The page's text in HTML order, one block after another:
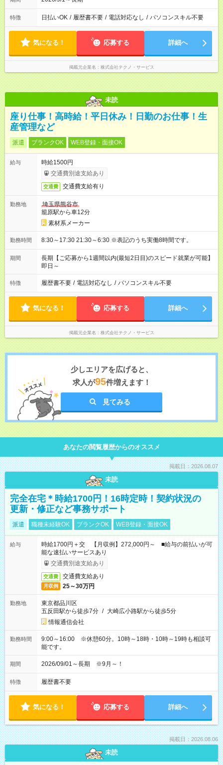
特徴 日払いOK / 履歴書不要 / 電話対応なし / パソコンスキル不要
気になる！ 応募する 詳細へ
掲載元企業名 株式会社テクノ・サービス
未読
座り仕事！高時給！平日休み！日勤のお仕事！生
産管理など
派遣 ブランクOK WEB登録・面接OK
給与
時給1500円
交通費別途支給あり
交通費 交通費支給有り
勤務地
埼玉県熊谷市
籠原駅から車12分
素材系メーカー
勤務時間 8:30～17:30 21:30～6:30 ※表記のうち実働8時間です。
期間
長期【ご応募から1週間以内(最短2日目)のスピード就業が可能】
即日～
特徴 履歴書不要 / 電話対応なし / パソコンスキル不要
気になる！ 応募する 詳細へ
掲載元企業名 株式会社テクノ・サービス
少しエリアを広げると、
求人が95件増えます！
見てみる
あなたの閲覧履歴からのオススメ
掲載日：2026.08.07
未読
完全在宅＊時給1700円！16時定時！契約状況の
更新・修正など事務サポート
派遣 職種未経験OK ブランクOK WEB登録・面接OK
給与
時給1700円＋交 【月収例】272,000円～ ■給与の前払いが可
能な速払いサービスあり
交通費別途支給あり
交通費 交通費支給あり
月収例 25～30万円
勤務地
東京都品川区
五反田駅から徒歩7分 / 大崎広小路駅から徒歩5分
情報通信会社
勤務時間
9:00～16:00 ※休憩60分。10時～18時・10時～19時も相談可
能です。
期間 2026/09/01～長期 ※9月～！
特徴 履歴書不要
気になる！ 応募する 詳細へ
掲載日：2026.08.06
未読